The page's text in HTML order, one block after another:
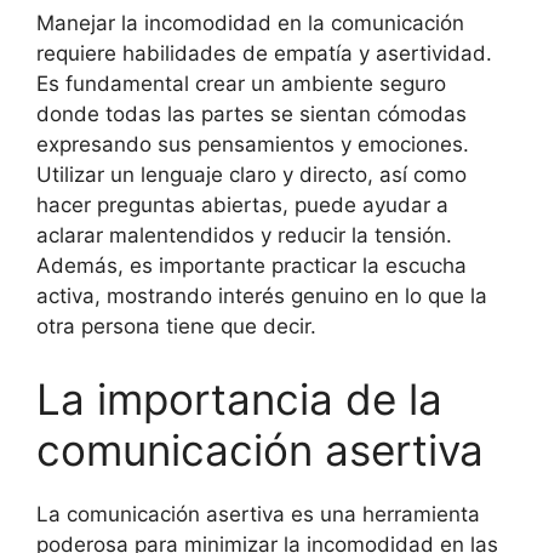
Manejar la incomodidad en la comunicación
requiere habilidades de empatía y asertividad.
Es fundamental crear un ambiente seguro
donde todas las partes se sientan cómodas
expresando sus pensamientos y emociones.
Utilizar un lenguaje claro y directo, así como
hacer preguntas abiertas, puede ayudar a
aclarar malentendidos y reducir la tensión.
Además, es importante practicar la escucha
activa, mostrando interés genuino en lo que la
otra persona tiene que decir.
La importancia de la
comunicación asertiva
La comunicación asertiva es una herramienta
poderosa para minimizar la incomodidad en las